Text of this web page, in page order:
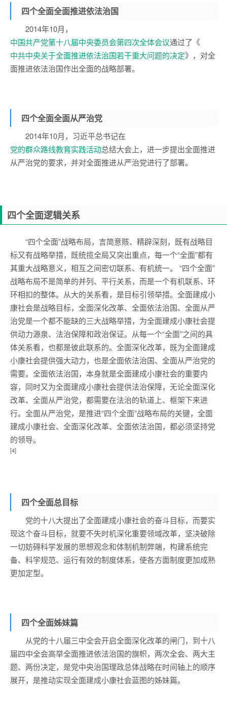
四个全面全面推进依法治国
2014年10月，
中国共产党第十八届中央委员会第四次全体会议通过了《
中共中央关于全面推进依法治国若干重大问题的决定》，对全
面推进依法治国作出全面的战略部署。
四个全面全面从严治党
2014年10月，习近平总书记在
党的群众路线教育实践活动总结大会上，进一步提出全面推进
从严治党的要求，并对全面推进从严治党进行了部署。
四个全面逻辑关系
“四个全面”战略布局，言简意赅、精辟深刻，既有战略目
标又有战略举措，既统揽全局又突出重点，每一个“全面”都有
其重大战略意义，相互之间密切联系、有机统一。 “四个全面”
战略布局不是简单的并列、平行关系，而是一个有机联系、环
环相扣的整体。从大的关系看，是目标引领举措。全面建成小
康社会是战略目标，全面深化改革、全面依法治国、全面从严
治党是一个都不能缺的三大战略举措，为全面建成小康社会提
供动力源泉、法治保障和政治保证。从每一个“全面”之间的具
体关系看，也都是彼此联系的。全面深化改革，既为全面建成
小康社会提供强大动力，也是全面依法治国、全面从严治党的
需要。全面依法治国，本身就是全面建成小康社会的重要内
容，同时又为全面建成小康社会提供法治保障，无论全面深化
改革、全面从严治党，都需要在法治的轨道上、框架下来进
行。全面从严治党，是推进“四个全面”战略布局的关键，全面
建成小康社会、全面深化改革、全面依法治国，都必须坚持党
的领导。
[4]
四个全面总目标
党的十八大提出了全面建成小康社会的奋斗目标，而要实
现这个奋斗目标，就要不失时机深化重要领域改革，坚决破除
一切妨碍科学发展的思想观念和体制机制弊端，构建系统完
备、科学规范、运行有效的制度体系，使各方面制度更加成熟
更加定型。
四个全面姊妹篇
从党的十八届三中全会开启全面深化改革的闸门，到十八
届四中全会高举全面推进依法治国的旗帜，两次全会、两大主
题、两份决定，是党中央治国理政总体战略在时间轴上的顺序
展开，是推动实现全面建成小康社会蓝图的姊妹篇。